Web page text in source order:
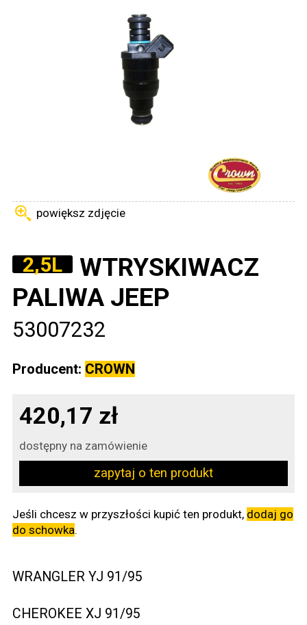
powiększ zdjęcie
2,5L
WTRYSKIWACZ
PALIWA JEEP
53007232
Producent: CROWN
420,17 zł
dostępny na zamówienie
zapytaj o ten produkt
Jeśli chcesz w przyszłości kupić ten produkt, dodaj go
do schowka.
WRANGLER YJ 91/95
CHEROKEE XJ 91/95